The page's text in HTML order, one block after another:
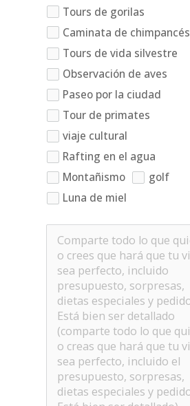
Tours de gorilas
Caminata de chimpancés
Tours de vida silvestre
Observación de aves
Paseo por la ciudad
Tour de primates
viaje cultural
Rafting en el agua
Montañismo
golf
Luna de miel